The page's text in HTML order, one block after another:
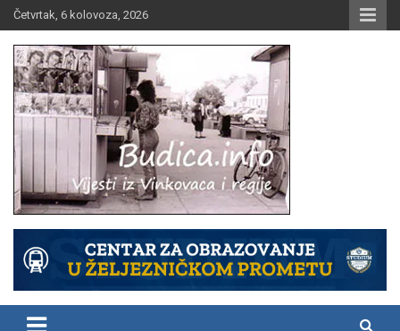
Skip
to
content
Četvrtak, 6 kolovoza, 2026
Budica.info